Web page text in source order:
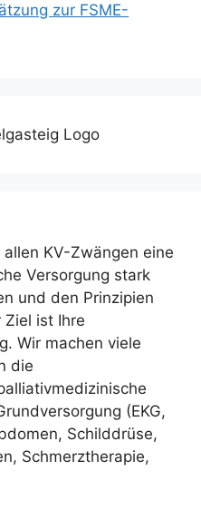
zur FSME-
KV-Zwängen eine
Versorgung stark
und den Prinzipien
Ziel ist Ihre
Wir machen viele
die
(EKG,
Schilddrüse,
Schmerztherapie,